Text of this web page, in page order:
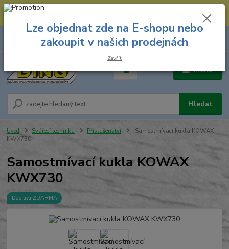
--- Spojovací materiál: 774 431 045 --- Prodejna nářadí: 731 449 423 --
Menu
Hledat
8.00 hod. - 16.00 hod.
za
Úvod Svářecí technika Příslušenství
Samostmívací kukla KOWAX
KWX730
Samostmívací kukla KOWAX
KWX730
Doprava ZDARMA
Lze objednat zde na E-shopu nebo
zakoupit v našich prodejnách
Zavřít